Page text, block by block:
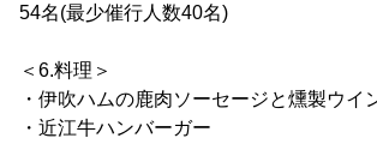
54名(最少催行人数40名)
＜6.料理＞
・伊吹ハムの鹿肉ソーセージと燻製ウイ
・近江牛ハンバーガー